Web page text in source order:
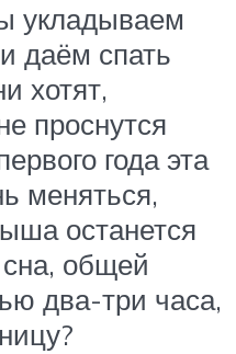
укладываем
даём спать
хотят,
проснутся
года эта
меняться,
останется
общей
два-три часа,